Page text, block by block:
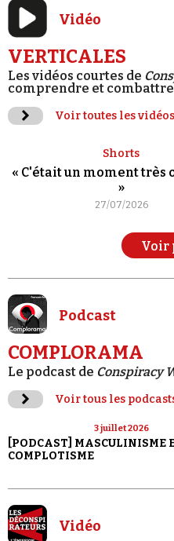
Vidéo
VERTICALES
Les vidéos courtes de
comprendre et
Voir toutes les vidéos
Shorts
« C'était un moment très
»
27/07/2026
Voir
Podcast
COMPLORAMA
Le podcast de Conspiracy
Voir tous les
3 juillet 2026
[PODCAST] MASCULINISME
COMPLOTISME
Vidéo